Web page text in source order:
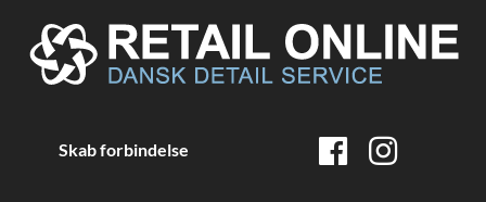
Skab forbindelse